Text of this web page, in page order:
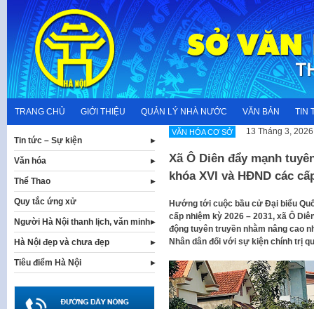
content
TRANG CHỦ GIỚI THIỆU QUẢN LÝ NHÀ NƯỚC VĂN BẢN TIN
VĂN HÓA CƠ SỞ 13 Tháng 3, 2026
Xã Ô Diên đẩy mạnh
khóa XVI và HĐND các
Hướng tới cuộc bầu cử Đại biểu
cấp nhiệm kỳ 2026 – 2031, xã Ô
động tuyên truyền nhằm nâng cao
Nhân dân đối với sự kiện chính trị
Tin tức – Sự kiện
Văn hóa
Thể Thao
Quy tắc ứng xử
Người Hà Nội thanh lịch, văn minh
Hà Nội đẹp và chưa đẹp
Tiêu điểm Hà Nội